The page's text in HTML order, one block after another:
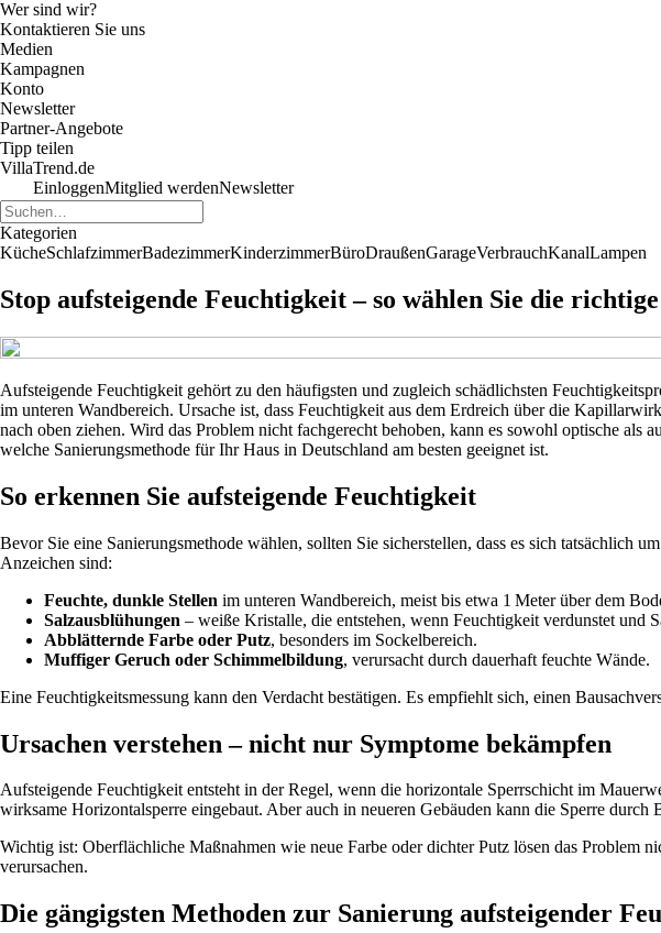
Wer sind wir?
Kontaktieren Sie uns
Medien
Kampagnen
Konto
Newsletter
Partner-Angebote
Tipp teilen
VillaTrend.de
EinloggenMitglied werdenNewsletter
Kategorien
KücheSchlafzimmerBadezimmerKinderzimmerBüroDraußenGarageVerbrauchKanalLampen
Stop aufsteigende Feuchtigkeit – so wählen Sie die
Aufsteigende Feuchtigkeit gehört zu den häufigsten und zugleich schädlichsten
im unteren Wandbereich. Ursache ist, dass Feuchtigkeit aus dem Erdreich über die
nach oben ziehen. Wird das Problem nicht fachgerecht behoben, kann es sowohl optische
welche Sanierungsmethode für Ihr Haus in Deutschland am besten geeignet ist.
So erkennen Sie aufsteigende Feuchtigkeit
Bevor Sie eine Sanierungsmethode wählen, sollten Sie sicherstellen, dass es sich tatsächlich
Anzeichen sind:
Feuchte, dunkle Stellen im unteren Wandbereich, meist bis etwa 1 Meter über dem
Salzausblühungen – weiße Kristalle, die entstehen, wenn Feuchtigkeit verdunstet und
Abblätternde Farbe oder Putz, besonders im Sockelbereich.
Muffiger Geruch oder Schimmelbildung, verursacht durch dauerhaft feuchte Wände.
Eine Feuchtigkeitsmessung kann den Verdacht bestätigen. Es empfiehlt sich, einen
Ursachen verstehen – nicht nur Symptome bekämpfen
Aufsteigende Feuchtigkeit entsteht in der Regel, wenn die horizontale Sperrschicht im
wirksame Horizontalsperre eingebaut. Aber auch in neueren Gebäuden kann die Sperre
Wichtig ist: Oberflächliche Maßnahmen wie neue Farbe oder dichter Putz lösen das Problem
verursachen.
Die gängigsten Methoden zur Sanierung aufsteigender